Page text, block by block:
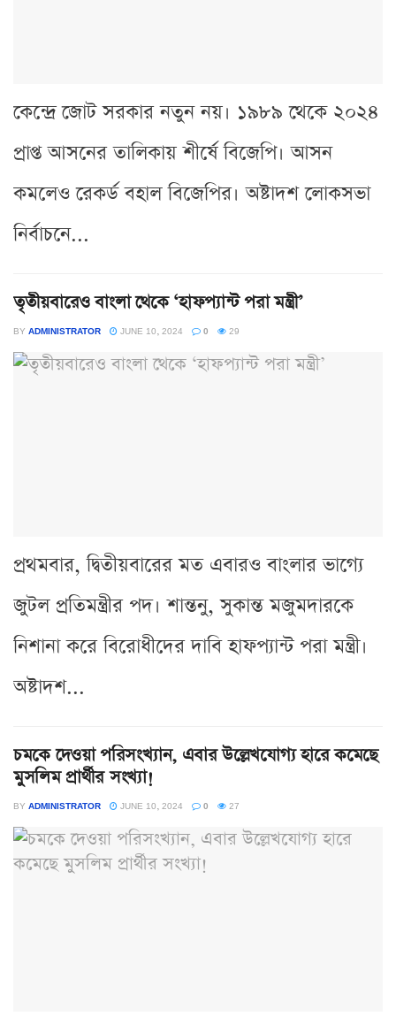
কেন্দ্রে জোট সরকার নতুন নয়। ১৯৮৯ থেকে ২০২৪
প্রাপ্ত আসনের তালিকায় শীর্ষে বিজেপি। আসন
কমলেও রেকর্ড বহাল বিজেপির। অষ্টাদশ লোকসভা
নির্বাচনে...
তৃতীয়বারেও বাংলা থেকে ‘হাফপ্যান্ট পরা মন্ত্রী’
BY ADMINISTRATOR JUNE 10, 2024 0 29
প্রথমবার, দ্বিতীয়বারের মত এবারও বাংলার ভাগ্যে
জুটল প্রতিমন্ত্রীর পদ। শান্তনু, সুকান্ত মজুমদারকে
নিশানা করে বিরোধীদের দাবি হাফপ্যান্ট পরা মন্ত্রী।
অষ্টাদশ...
চমকে দেওয়া পরিসংখ্যান, এবার উল্লেখযোগ্য হারে কমেছে
মুসলিম প্রার্থীর সংখ্যা!
BY ADMINISTRATOR JUNE 10, 2024 0 27